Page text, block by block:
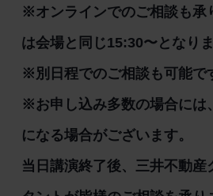
※オンラインでのご相談も承
は会場と同じ15:30〜となりま
※別日程でのご相談も可能で
※お申し込み多数の場合には
になる場合がございます。
当日講演終了後、三井不動産